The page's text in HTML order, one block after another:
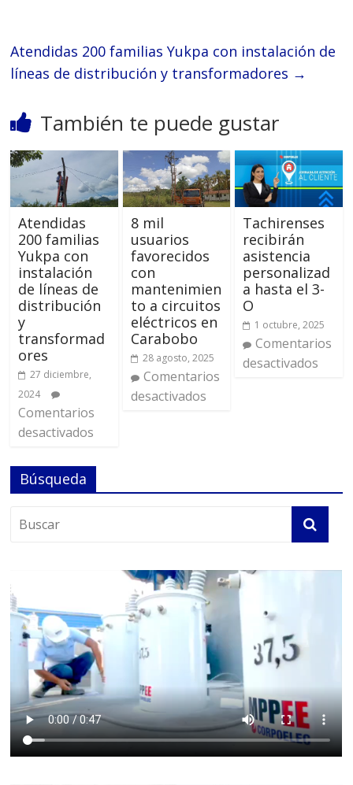
Atendidas 200 familias Yukpa con instalación de
líneas de distribución y transformadores →
También te puede gustar
Atendidas
200 familias
Yukpa con
instalación
de líneas de
distribución
y
transformad
ores
27 diciembre,
2024
Comentarios
desactivados
8 mil
usuarios
favorecidos
con
mantenimien
to a circuitos
eléctricos en
Carabobo
28 agosto, 2025
Comentarios
desactivados
Tachirenses
recibirán
asistencia
personalizad
a hasta el 3-
O
1 octubre, 2025
Comentarios
desactivados
Búsqueda